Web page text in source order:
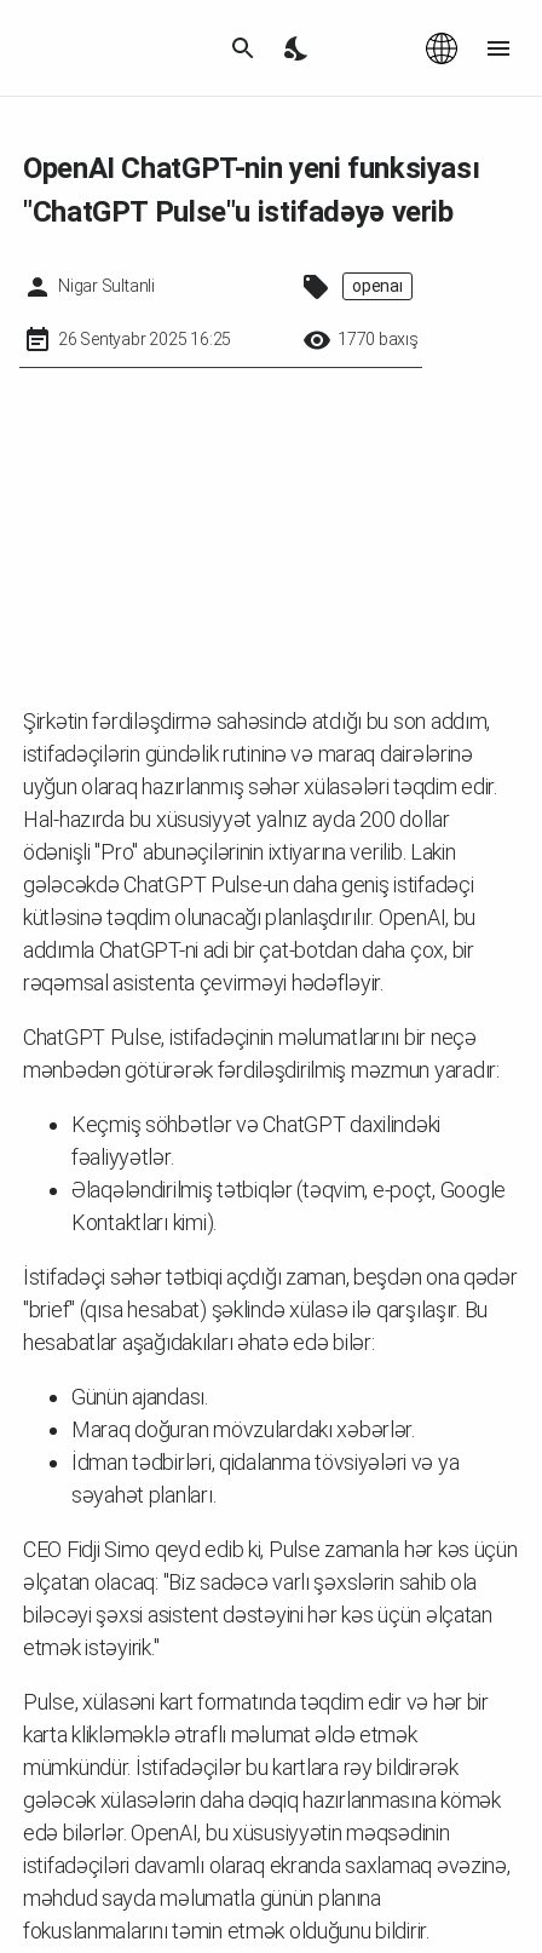
OpenAI ChatGPT-nin yeni funksiyası
"ChatGPT Pulse"u istifadəyə verib
Nigar Sultanli openai
26 Sentyabr 2025 16:25 1770 baxış
Şirkətin fərdiləşdirmə sahəsində atdığı bu son addım,
istifadəçilərin gündəlik rutininə və maraq dairələrinə
uyğun olaraq hazırlanmış səhər xülasələri təqdim edir.
Hal-hazırda bu xüsusiyyət yalnız ayda 200 dollar
ödənişli "Pro" abunəçilərinin ixtiyarına verilib. Lakin
gələcəkdə ChatGPT Pulse-un daha geniş istifadəçi
kütləsinə təqdim olunacağı planlaşdırılır. OpenAI, bu
addımla ChatGPT-ni adi bir çat-botdan daha çox, bir
rəqəmsal asistenta çevirməyi hədəfləyir.
ChatGPT Pulse, istifadəçinin məlumatlarını bir neçə
mənbədən götürərək fərdiləşdirilmiş məzmun yaradır:
Keçmiş söhbətlər və ChatGPT daxilindəki
fəaliyyətlər.
Əlaqələndirilmiş tətbiqlər (təqvim, e-poçt, Google
Kontaktları kimi).
İstifadəçi səhər tətbiqi açdığı zaman, beşdən ona qədər
"brief" (qısa hesabat) şəklində xülasə ilə qarşılaşır. Bu
hesabatlar aşağıdakıları əhatə edə bilər:
Günün ajandası.
Maraq doğuran mövzulardakı xəbərlər.
İdman tədbirləri, qidalanma tövsiyələri və ya
səyahət planları.
CEO Fidji Simo qeyd edib ki, Pulse zamanla hər kəs üçün
əlçatan olacaq: "Biz sadəcə varlı şəxslərin sahib ola
biləcəyi şəxsi asistent dəstəyini hər kəs üçün əlçatan
etmək istəyirik."
Pulse, xülasəni kart formatında təqdim edir və hər bir
karta klikləməklə ətraflı məlumat əldə etmək
mümkündür. İstifadəçilər bu kartlara rəy bildirərək
gələcək xülasələrin daha dəqiq hazırlanmasına kömək
edə bilərlər. OpenAI, bu xüsusiyyətin məqsədinin
istifadəçiləri davamlı olaraq ekranda saxlamaq əvəzinə,
məhdud sayda məlumatla günün planına
fokuslanmalarını təmin etmək olduğunu bildirir.